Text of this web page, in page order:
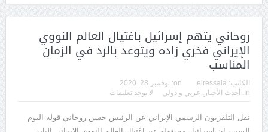
روحاني يتهم إسرائيل باغتيال العالم النووي
الإيراني فخري زاده ويتوعد بالرد في الزمان
المناسب
الكاتب: elressala
on: نوفمبر 28, 2020
In:
أحدث الأخبار , عربي و دولي لا يوجد تعليقات
نقل التلفزيون الرسمي الإيراني عن الرئيس حسن روحاني قوله اليوم